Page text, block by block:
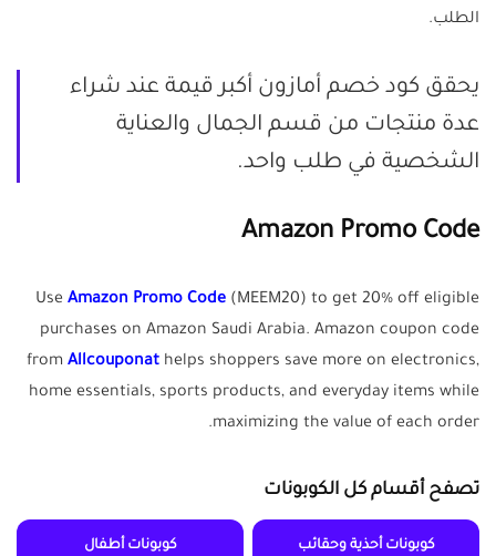
الطلب.
يحقق كود خصم أمازون أكبر قيمة عند شراء
عدة منتجات من قسم الجمال والعناية
الشخصية في طلب واحد.
Amazon Promo Code
Use Amazon Promo Code (MEEM20) to get 20% off eligible
purchases on Amazon Saudi Arabia. Amazon coupon code
from Allcouponat helps shoppers save more on electronics,
home essentials, sports products, and everyday items while
maximizing the value of each order.
تصفح أقسام كل الكوبونات
كوبونات أحذية وحقائب كوبونات أطفال